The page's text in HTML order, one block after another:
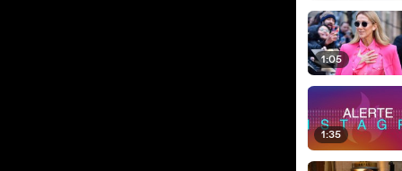
1:05
1:35